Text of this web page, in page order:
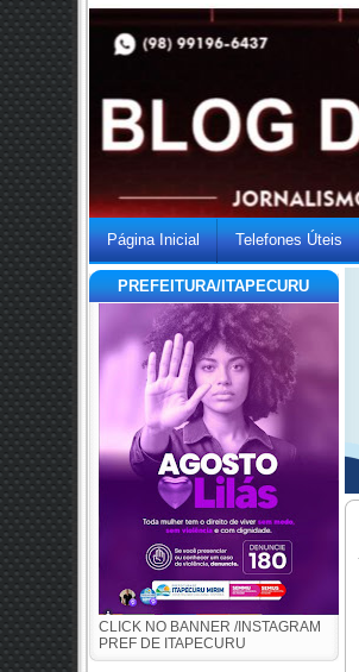
Página Inicial Telefones Úteis
PREFEITURA/ITAPECURU
CLICK NO BANNER /INSTAGRAM
PREF DE ITAPECURU